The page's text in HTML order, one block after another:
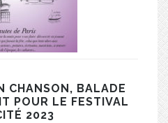
CHANSON, BALADE
POUR LE FESTIVAL
2023